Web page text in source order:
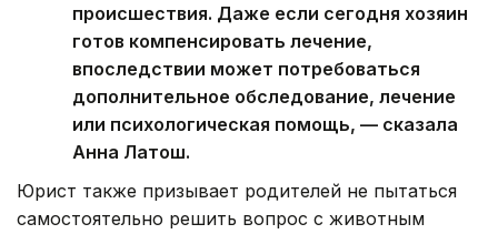
происшествия. Даже если сегодня хозяин
готов компенсировать лечение,
впоследствии может потребоваться
дополнительное обследование, лечение
или психологическая помощь, — сказала
Анна Латош.
Юрист также призывает родителей не пытаться
самостоятельно решить вопрос с животным